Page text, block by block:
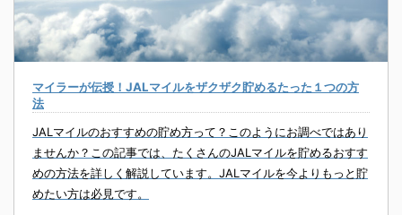
マイラーが伝授！JALマイルをザクザク貯めるたった１つの方
法
JALマイルのおすすめの貯め方って？このようにお調べではあり
ませんか？この記事では、たくさんのJALマイルを貯めるおすす
めの方法を詳しく解説しています。JALマイルを今よりもっと貯
めたい方は必見です。